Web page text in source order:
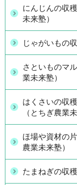
にんじんの収
未来塾）
じゃがいもの
さといものマ
業未来塾）
はくさいの収
（とちぎ農業
ほ場や資材の
農業未来塾）
たまねぎの収